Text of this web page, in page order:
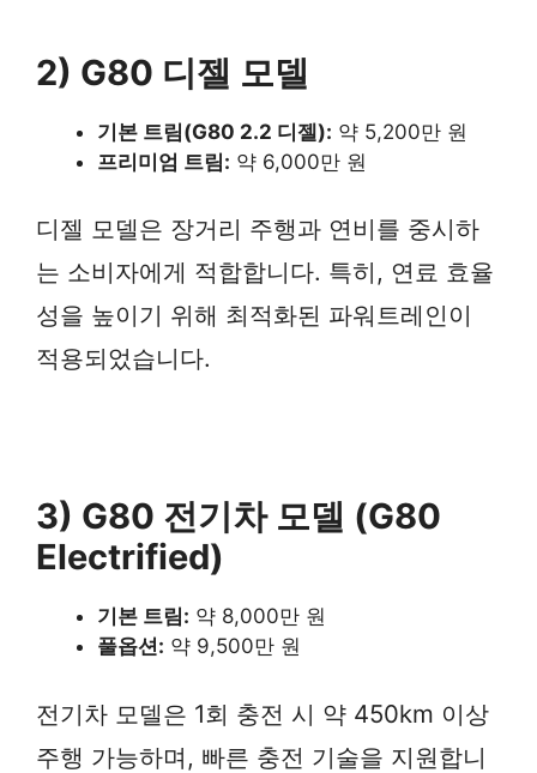
2) G80 디젤 모델
기본 트림(G80 2.2 디젤): 약 5,200만 원
프리미엄 트림: 약 6,000만 원
디젤 모델은 장거리 주행과 연비를 중시하
는 소비자에게 적합합니다. 특히, 연료 효율
성을 높이기 위해 최적화된 파워트레인이
적용되었습니다.
3) G80 전기차 모델 (G80
Electrified)
기본 트림: 약 8,000만 원
풀옵션: 약 9,500만 원
전기차 모델은 1회 충전 시 약 450km 이상
주행 가능하며, 빠른 충전 기술을 지원합니